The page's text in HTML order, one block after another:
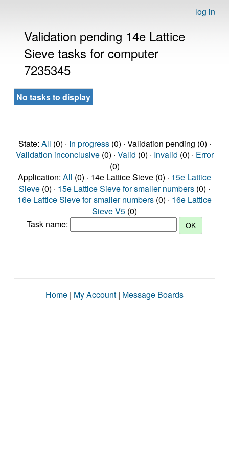
log in
Validation pending 14e Lattice
Sieve tasks for computer
7235345
No tasks to display
State: All (0) · In progress(0) · Validation pending (0) ·
Validation inconclusive(0) · Valid (0) · Invalid (0) · Error
(0)
Application: All (0) · 14e Lattice Sieve (0) · 15e Lattice
Sieve (0) · 15e Lattice Sieve for smaller numbers (0) ·
16e Lattice Sieve for smaller numbers (0) · 16e Lattice
Sieve V5 (0)
Task name:
Home | My Account | Message Boards